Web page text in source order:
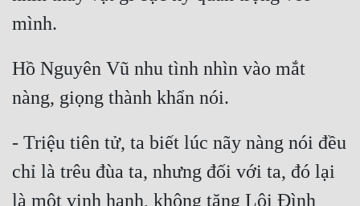
Hồ Nguyên Vũ nhu tình nhìn vào mắt
- Triệu tiên tử, ta biết lúc nãy nàng nói đều
chỉ là trêu đùa ta, nhưng đối với ta, đó lại
là một vinh hạnh, không tặng Lôi Đình